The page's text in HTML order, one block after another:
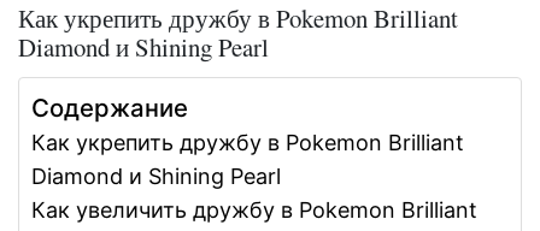
Как укрепить дружбу в Pokemon Brilliant
Diamond и Shining Pearl
Содержание
Как укрепить дружбу в Pokemon Brilliant
Diamond и Shining Pearl
Как увеличить дружбу в Pokemon Brilliant